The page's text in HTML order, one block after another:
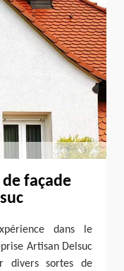
façade
dans le
Artisan Delsuc
divers sortes de